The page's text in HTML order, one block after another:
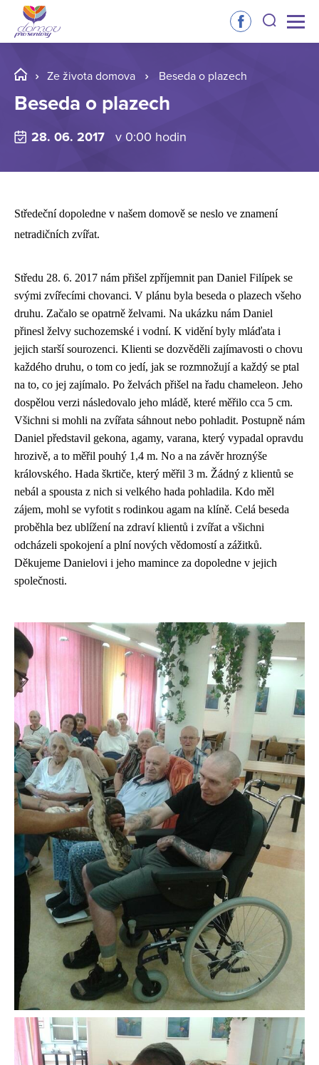
Ze života domova Beseda o plazech
Beseda o plazech
28. 06. 2017 v 0:00 hodin
Středeční dopoledne v našem domově se neslo ve znamení
netradičních zvířat.
Středu 28. 6. 2017 nám přišel zpříjemnit pan Daniel Filípek se
svými zvířecími chovanci. V plánu byla beseda o plazech všeho
druhu. Začalo se opatrně želvami. Na ukázku nám Daniel
přinesl želvy suchozemské i vodní. K vidění byly mláďata i
jejich starší sourozenci. Klienti se dozvěděli zajímavosti o chovu
každého druhu, o tom co jedí, jak se rozmnožují a každý se ptal
na to, co jej zajímalo. Po želvách přišel na řadu chameleon. Jeho
dospělou verzi následovalo jeho mládě, které měřilo cca 5 cm.
Všichni si mohli na zvířata sáhnout nebo pohladit. Postupně nám
Daniel představil gekona, agamy, varana, který vypadal opravdu
hrozivě, a to měřil pouhý 1,4 m. No a na závěr hroznýše
královského. Hada škrtiče, který měřil 3 m. Žádný z klientů se
nebál a spousta z nich si velkého hada pohladila. Kdo měl
zájem, mohl se vyfotit s rodinkou agam na klíně. Celá beseda
proběhla bez ublížení na zdraví klientů i zvířat a všichni
odcházeli spokojení a plní nových vědomostí a zážitků.
Děkujeme Danielovi i jeho mamince za dopoledne v jejich
společnosti.